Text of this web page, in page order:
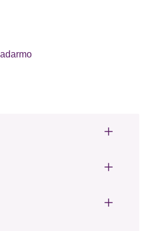
rukáv
an Ärmel- und